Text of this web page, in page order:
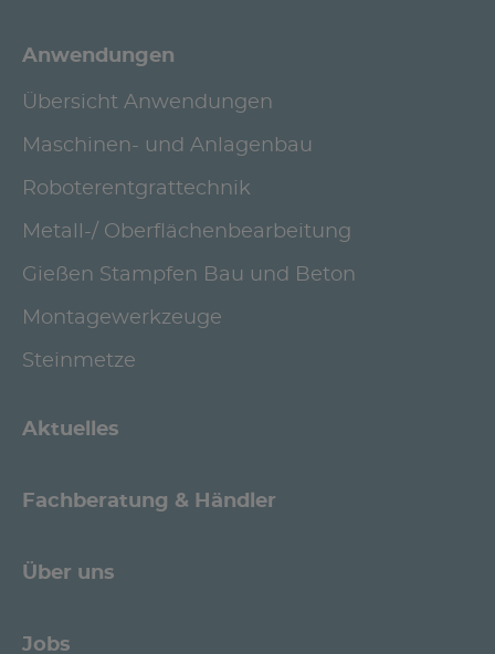
Anwendungen
Übersicht Anwendungen
Maschinen- und Anlagenbau
Roboterentgrattechnik
Metall-/ Oberflächenbearbeitung
Gießen Stampfen Bau und Beton
Montagewerkzeuge
Steinmetze
Aktuelles
Fachberatung & Händler
Über uns
Jobs